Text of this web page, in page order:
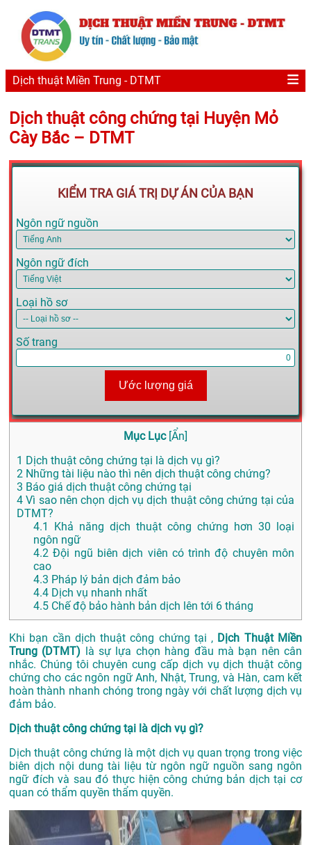
Dịch thuật Miền Trung - DTMT
Dịch thuật công chứng tại Huyện Mỏ
Cày Bắc – DTMT
KIỂM TRA GIÁ TRỊ DỰ ÁN CỦA BẠN
Ngôn ngữ nguồn
Ngôn ngữ đích
Loại hồ sơ
Số trang
Ước lượng giá
Mục Lục [Ẩn]
1 Dịch thuật công chứng tại là dịch vụ gì?
2 Những tài liệu nào thì nên dịch thuật công chứng?
3 Báo giá dịch thuật công chứng tại
4 Vì sao nên chọn dịch vụ dịch thuật công chứng tại của
DTMT?
4.1
Khả năng dịch thuật công chứng hơn 30 loại
ngôn ngữ
4.2 Đội ngũ biên dịch viên có trình độ chuyên môn
cao
4.3 Pháp lý bản dịch đảm bảo
4.4 Dịch vụ nhanh nhất
4.5 Chế độ bảo hành bản dịch lên tới 6 tháng
Khi bạn cần dịch thuật công chứng tại , Dịch Thuật Miền
Trung (DTMT) là sự lựa chọn hàng đầu mà bạn nên cân
nhắc. Chúng tôi chuyên cung cấp dịch vụ dịch thuật công
chứng cho các ngôn ngữ Anh, Nhật, Trung, và Hàn, cam kết
hoàn thành nhanh chóng trong ngày với chất lượng dịch vụ
đảm bảo.
Dịch thuật công chứng tại là dịch vụ gì?
Dịch thuật công chứng là một dịch vụ quan trọng trong việc
biên dịch nội dung tài liệu từ ngôn ngữ nguồn sang ngôn
ngữ đích và sau đó thực hiện công chứng bản dịch tại cơ
quan có thẩm quyền thẩm quyền.